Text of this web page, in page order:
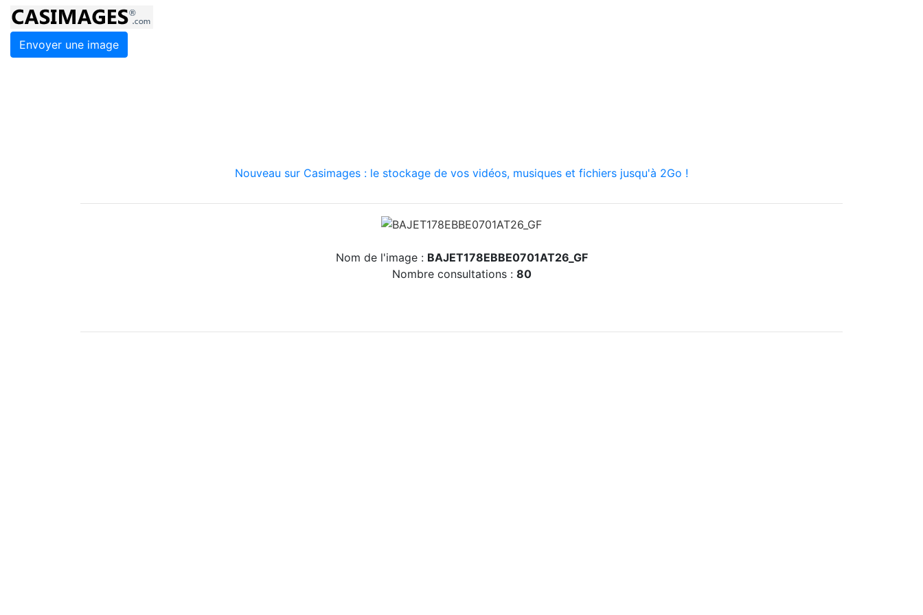
Envoyer une image
Nouveau sur Casimages : le stockage de vos vidéos, musiques et fichiers jusqu'à 2Go !
Nom de l'image : BAJET178EBBE0701AT26_GF
Nombre consultations : 80